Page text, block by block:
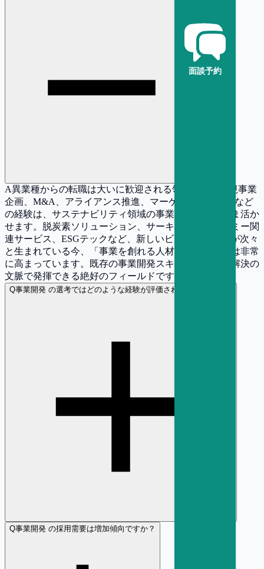
面談予約
A異業種からの転職は大いに歓迎される領域です。新規事業
企画、M&A、アライアンス推進、マーケティング戦略など
の経験は、サステナビリティ領域の事業開発にそのまま活か
せます。脱炭素ソリューション、サーキュラーエコノミー関
連サービス、ESGテックなど、新しいビジネスモデルが次々
と生まれている今、「事業を創れる人材」へのニーズは非常
に高まっています。既存の事業開発スキルを社会課題解決の
文脈で発揮できる絶好のフィールドです。
Q事業開発 の選考ではどのような経験が評価されやすいですか？
Q事業開発 の採用需要は増加傾向ですか？